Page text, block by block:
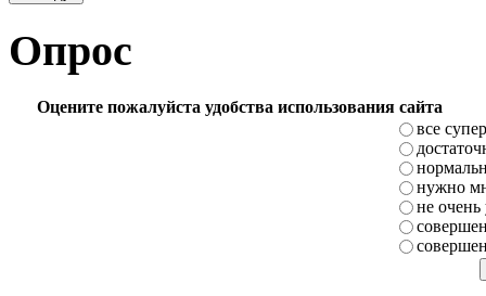
Опрос
Оцените пожалуйста удобства использования сайта
все супер
нужно
не очень